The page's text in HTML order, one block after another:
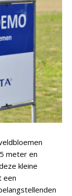
meter en
kleine
een